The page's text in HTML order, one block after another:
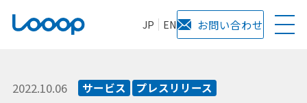
JP EN お問い合わせ
2022.10.06 サービス プレスリリース